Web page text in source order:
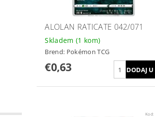
ALOLAN RATICATE 042/071
Skladem (1 kom)
Brend: Pokémon TCG
€0,63
Kod: